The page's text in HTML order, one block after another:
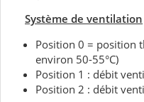
Système de ventilation
Position 0 = position
environ 50-55°C)
Position 1 : débit
Position 2 : débit